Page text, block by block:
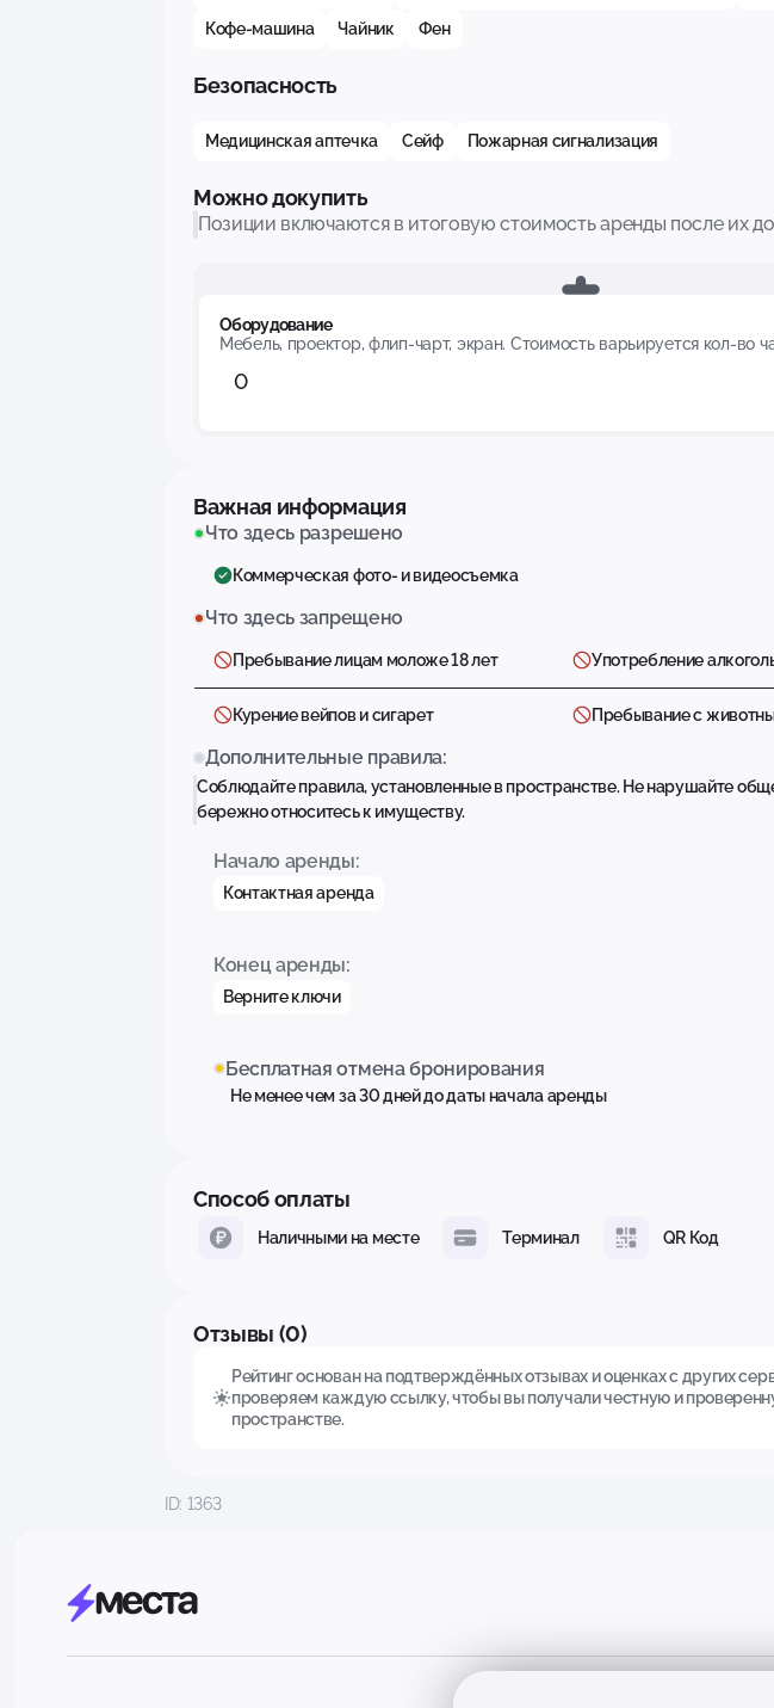
Кофе-машина Чайник Фен
Безопасность
Медицинская аптечка Сейф Пожарная сигнализация
Можно докупить
Позиции включаются в итоговую стоимость аренды после их
Оборудование
Мебель, проектор, флип-чарт, экран. Стоимость варьируется кол-во
Важная информация
Что здесь разрешено
Коммерческая фото- и видеосъемка
Что здесь запрещено
Пребывание лицам моложе 18 лет Употребление
Курение вейпов и сигарет Пребывание с
Дополнительные правила:
Соблюдайте правила, установленные в пространстве. Не нарушайте
бережно относитесь к имуществу.
Начало аренды:
Контактная аренда
Конец аренды:
Верните ключи
Бесплатная отмена бронирования
Не менее чем за 30 дней до даты начала аренды
Способ оплаты
Наличными на месте Терминал QR Код
Отзывы (0)
Рейтинг основан на подтверждённых отзывах и оценках с других
проверяем каждую ссылку, чтобы вы получали честную и
пространстве.
ID: 1363